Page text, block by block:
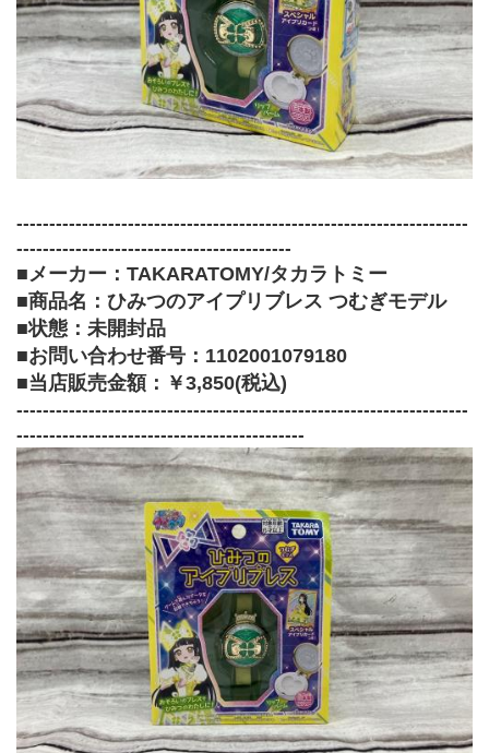
---------------------------------------------------------------------
------------------------------------------
■メーカー：TAKARATOMY/タカラトミー
■商品名：ひみつのアイプリブレス つむぎモデル
■状態：未開封品
■お問い合わせ番号：1102001079180
■当店販売金額：￥3,850(税込)﻿
---------------------------------------------------------------------
--------------------------------------------